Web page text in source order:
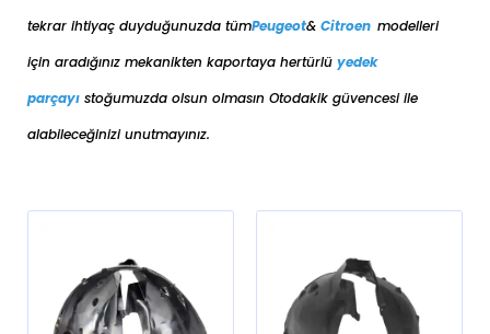
tekrar ihtiyaç duyduğunuzda tümPeugeot& Citroen modelleri
için aradığınız mekanikten kaportaya hertürlü yedek
parçayı stoğumuzda olsun olmasın Otodakik güvencesi ile
alabileceğinizi unutmayınız.